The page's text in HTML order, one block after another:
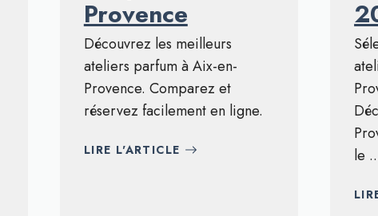
Provence
Découvrez les meilleurs
ateliers parfum à Aix-en-
Provence. Comparez et
réservez facilement en ligne.
LIRE L'ARTICLE
le